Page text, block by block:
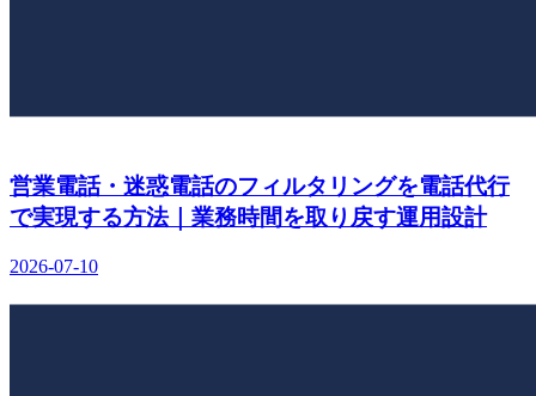
営業電話・迷惑電話のフィルタリングを電話代行
で実現する方法｜業務時間を取り戻す運用設計
2026-07-10